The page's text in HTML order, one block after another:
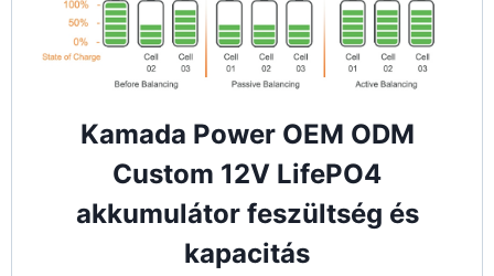
Kamada Power OEM ODM
Custom 12V LifePO4
akkumulátor feszültség és
kapacitás